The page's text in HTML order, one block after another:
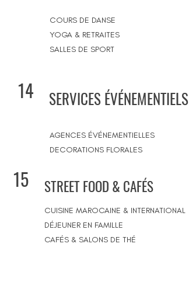
COURS DE DANSE
YOGA & RETRAITES
SALLES DE SPORT
14 SERVICES ÉVÉNEMENTIELS
AGENCES ÉVÉNEMENTIELLES
DECORATIONS FLORALES
15 STREET FOOD & CAFÉS
CUISINE MAROCAINE & INTERNATIONAL
DÉJEUNER EN FAMILLE
CAFÉS & SALONS DE THÉ